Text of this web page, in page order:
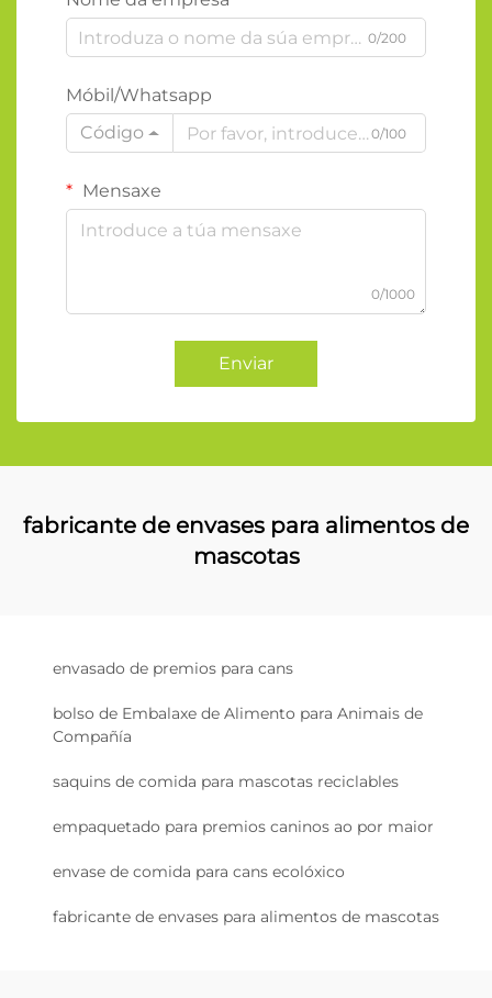
0/200
Móbil/Whatsapp
Código
0/100
Mensaxe
0/1000
Enviar
fabricante de envases para alimentos de
mascotas
envasado de premios para cans
bolso de Embalaxe de Alimento para Animais de
Compañía
saquins de comida para mascotas reciclables
empaquetado para premios caninos ao por maior
envase de comida para cans ecolóxico
fabricante de envases para alimentos de mascotas